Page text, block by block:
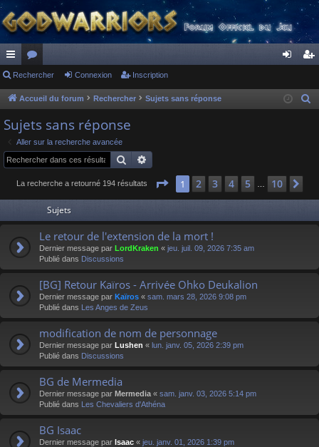
ac
co
ur
ci
s
or
u
s
ne cri
Rechercher Connexion Inscription
Accueil du forum Rechercher Sujets sans réponse
e
Sujets sans réponse
Aller sur la recherche avancée
Rechercher
La recherche a retourné 194 résultats Page 1sur 10
1 2 3 4 5 10
Sujets
Le retour de l'extension de la mort !
Dernier message par LordKraken « jeu. juil. 09, 2026 7:35 am
Publié dans Discussions
[BG] Retour Kaïros - Arrivée Ohko Deukalion
Dernier message par Kaïros « sam. mars 28, 2026 9:08 pm
Publié dans Les Anges de Zeus
modification de nom de personnage
Dernier message par Lushen « lun. janv. 05, 2026 2:39 pm
Publié dans Discussions
BG de Mermedia
Dernier message par Mermedia « sam. janv. 03, 2026 5:14 pm
Publié dans Les Chevaliers d'Athéna
BG Isaac
Dernier message par Isaac « jeu. janv. 01, 2026 1:39 pm